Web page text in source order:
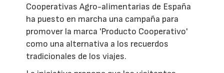
Cooperativas Agro-alimentarias de España
ha puesto en marcha una campaña para
promover la marca 'Producto Cooperativo'
como una alternativa a los recuerdos
tradicionales de los viajes.